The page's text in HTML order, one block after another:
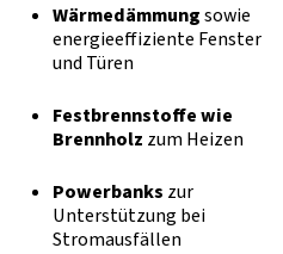
Wärmedämmungsowie
energieeffiziente Fenster
und Türen
Festbrennstoffe wie
Brennholz zum Heizen
Powerbanks zur
Unterstützung bei
Stromausfällen